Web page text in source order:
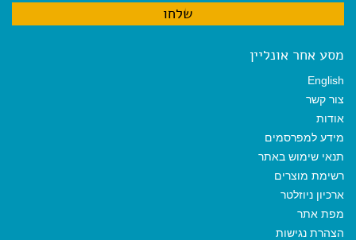
מסע אחר אונליין
English
צור קשר
אודות
מידע למפרסמים
תנאי שימוש באתר
רשימת מוצרים
ארכיון ניוזלטר
מפת אתר
הצהרת נגישות